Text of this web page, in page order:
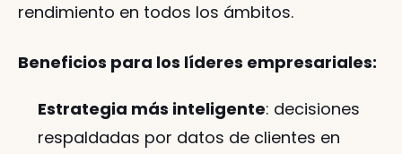
rendimiento en todos los ámbitos.
Beneficios para los líderes empresariales:
Estrategia más inteligente: decisiones
respaldadas por datos de clientes en